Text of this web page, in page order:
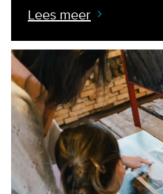
Lees meer